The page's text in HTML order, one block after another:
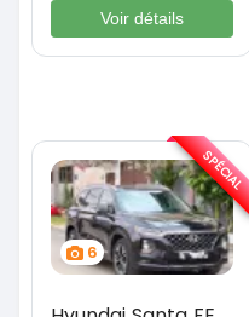
Voir détails
6
SPÉCIAL